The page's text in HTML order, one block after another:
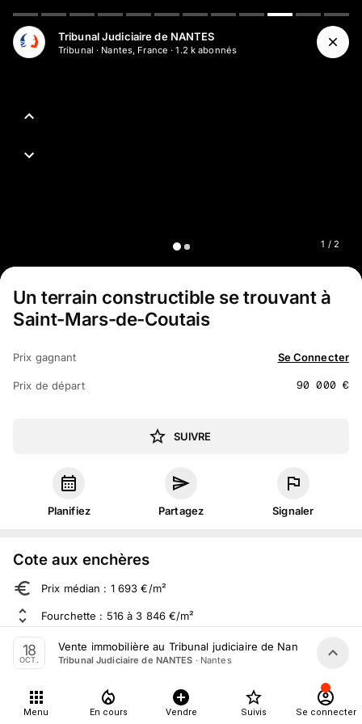
1 / 2
Tribunal Judiciaire de NANTES
Tribunal · Nantes, France ·1.2 k abonnés
Un terrain constructible se trouvant à
Saint-Mars-de-Coutais
Prix gagnant Se Connecter
Prix de départ 90 000 €
SUIVRE
Planifiez Partagez Signaler
Cote aux enchères
Prix médian : 1 693 €/m²
Fourchette : 516 à 3 846 €/m²
Sur 61 ventes aux enchères dans le département
À propos
18
OCT.
Vente immobilière au Tribunal judiciaire de Nantes le 18
Tribunal Judiciaire de NANTES · Nantes
Menu En cours Vendre Suivis Se connecter